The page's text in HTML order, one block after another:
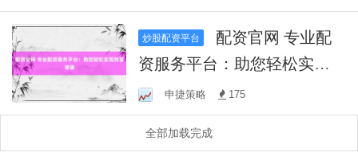
径
炒股配资平台
资服务平台：助您轻松实现
财富增值
申捷策略 175
全部加载完成